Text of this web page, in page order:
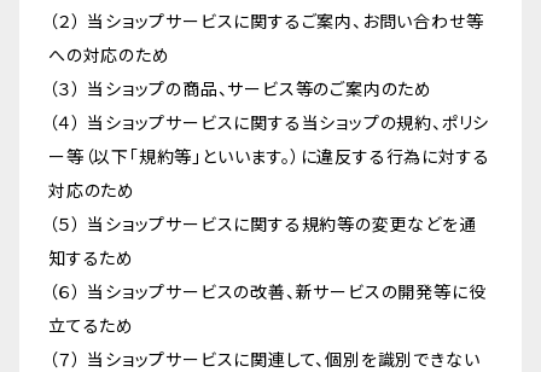
（２） 当ショップサービスに関するご案内、お問い合わせ等
への対応のため
（３） 当ショップの商品、サービス等のご案内のため
（４） 当ショップサービスに関する当ショップの規約、ポリシ
ー等（以下「規約等」といいます。）に違反する行為に対する
対応のため
（５） 当ショップサービスに関する規約等の変更などを通
知するため
（６） 当ショップサービスの改善、新サービスの開発等に役
立てるため
（７） 当ショップサービスに関連して、個別を識別できない